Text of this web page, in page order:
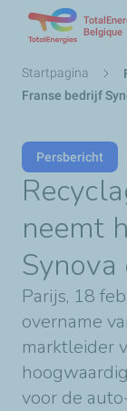
Belgique
Kruimelpad
Startpagina
Franse bedrijf
Persbericht
neemt
Synova
Parijs, 18
overname
marktleider
voor de